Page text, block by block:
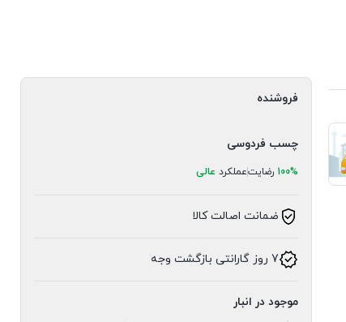
فروشنده
چسب فردوسی
100% رضایتعملکرد عالی
ضمانت اصالت کالا
7 روز گارانتی بازگشت وجه
موجود در انبار